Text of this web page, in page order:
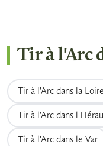
d'inscription,
championnats
totalité des
Aquitaine,
cadre motivant
Tir à l'Arc
Tir à l'Arc dans la Loire
Tir à l'Arc dans
Tir à l'Arc dans le Var